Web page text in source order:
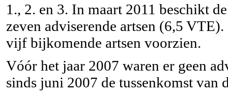
1., 2. en 3. In maart 2011 beschikt
zeven adviserende artsen (6,5
vijf bijkomende artsen voorzien.
Vóór het jaar 2007 waren er geen
sinds juni 2007 de tussenkomst van